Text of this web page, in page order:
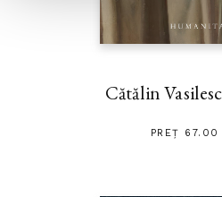
Cătălin
PREȚ 67.00